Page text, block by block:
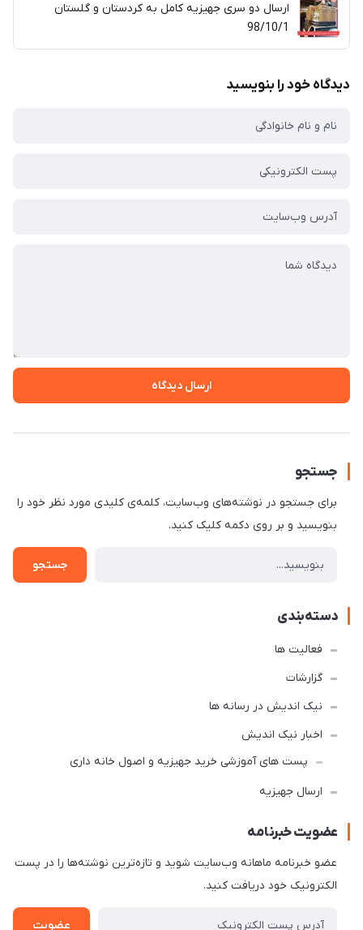
ارسال دو سری جهیزیه کامل به کردستان و گلستان
98/10/1
دیدگاه خود را بنویسید
ارسال دیدگاه
جستجو
برای جستجو در نوشته‌های وب‌سایت، کلمه‌ی کلیدی مورد نظر خود را
بنویسید و بر روی دکمه کلیک کنید.
جستجو
دسته‌بندی
فعالیت ها
گزارشات
نیک اندیش در رسانه ها
اخبار نیک اندیش
پست های آموزشی خرید جهیزیه و اصول خانه داری
ارسال جهیزیه
عضویت خبرنامه
عضو خبرنامه ماهانه وب‌سایت شوید و تازه‌ترین نوشته‌ها را در پست
الکترونیک خود دریافت کنید.
عضویت